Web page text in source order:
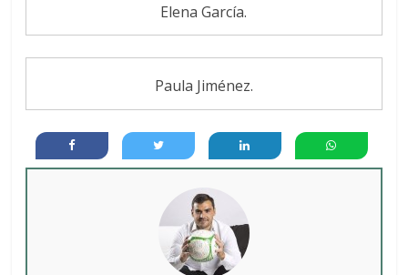
Elena García.
Paula Jiménez.